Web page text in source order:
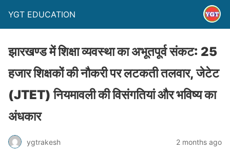
YGT EDUCATION
झारखण्ड में शिक्षा व्यवस्था का अभूतपूर्व संकट: 25
हजार शिक्षकों की नौकरी पर लटकती तलवार, जेटेट
(JTET) नियमावली की विसंगतियां और भविष्य का
अंधकार
ygtrakesh 2 months ago